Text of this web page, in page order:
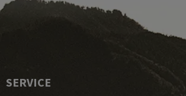
SERVICE